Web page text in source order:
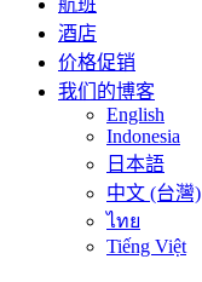
航班
酒店
价格促销
我们的博客
English
Indonesia
日本語
中文 (台灣)
ไทย
Tiếng Việt